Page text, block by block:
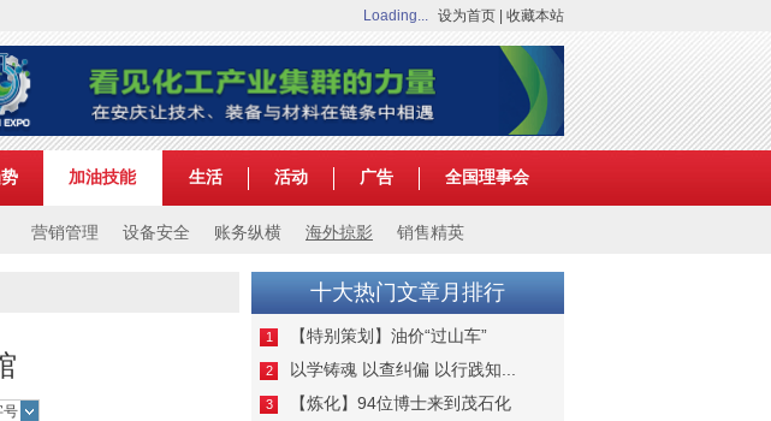
Loading... 设为首页 收藏本站
加油技能
营销管理 设备安全 账务纵横 海外掠影 销售精英
生活 活动 广告 全国理事会
号
十大热门文章月排行
1 【特别策划】油价“过山车”
2 以学铸魂 以查纠偏 以行践知...
3 【炼化】94位博士来到茂石化